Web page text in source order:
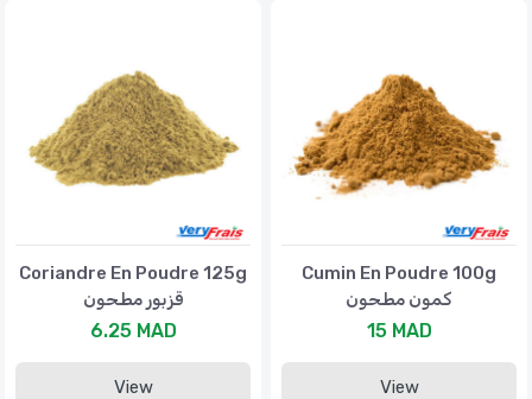
Coriandre En Poudre 125g
قزبور مطحون
6.25 MAD
View
Cumin En Poudre 100g
كمون مطحون
15 MAD
View